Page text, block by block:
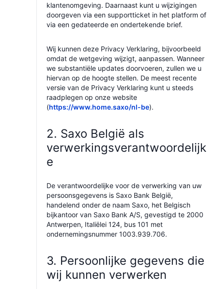
klantenomgeving. Daarnaast kunt u wijzigingen
doorgeven via een supportticket in het platform of
via een gedateerde en ondertekende brief.
Wij kunnen deze Privacy Verklaring, bijvoorbeeld
omdat de wetgeving wijzigt, aanpassen. Wanneer
we substantiële updates doorvoeren, zullen we u
hiervan op de hoogte stellen. De meest recente
versie van de Privacy Verklaring kunt u steeds
raadplegen op onze website
(https://www.home.saxo/nl-be).
2. Saxo België als
verwerkingsverantwoordelijk
e
De verantwoordelijke voor de verwerking van uw
persoonsgegevens is Saxo Bank België,
handelend onder de naam Saxo, het Belgisch
bijkantoor van Saxo Bank A/S, gevestigd te 2000
Antwerpen, Italiëlei 124, bus 101 met
ondernemingsnummer 1003.939.706.
3. Persoonlijke gegevens die
wij kunnen verwerken